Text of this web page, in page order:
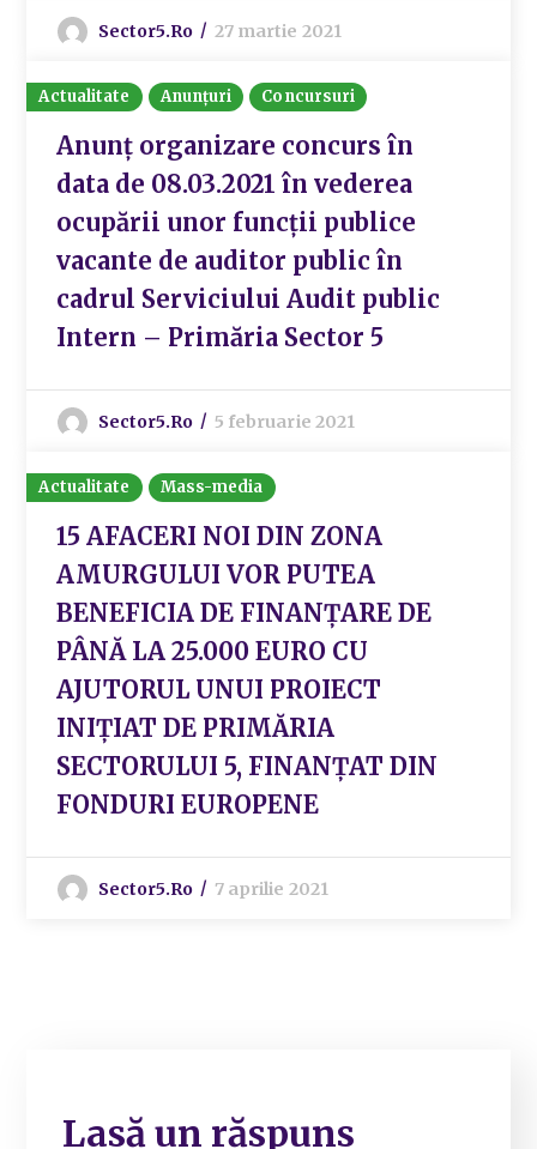
Sector5.ro 27 martie 2021
Actualitate Anunțuri Concursuri
Anunț organizare concurs în
data de 08.03.2021 în vederea
ocupării unor funcții publice
vacante de auditor public în
cadrul Serviciului Audit public
Intern – Primăria Sector 5
Sector5.ro 5 februarie 2021
Actualitate Mass-media
15 AFACERI NOI DIN ZONA
AMURGULUI VOR PUTEA
BENEFICIA DE FINANȚARE DE
PÂNĂ LA 25.000 EURO CU
AJUTORUL UNUI PROIECT
INIȚIAT DE PRIMĂRIA
SECTORULUI 5, FINANȚAT DIN
FONDURI EUROPENE
Sector5.ro 7 aprilie 2021
Lasă un răspuns